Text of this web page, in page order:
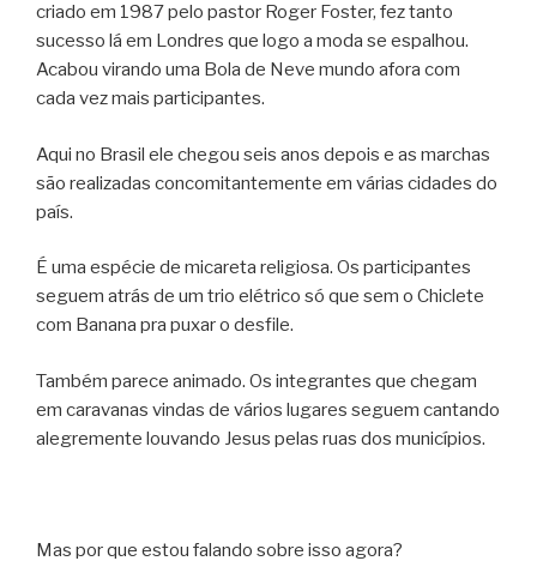
criado em 1987 pelo pastor Roger Foster, fez tanto
sucesso lá em Londres que logo a moda se espalhou.
Acabou virando uma Bola de Neve mundo afora com
cada vez mais participantes.
Aqui no Brasil ele chegou seis anos depois e as marchas
são realizadas concomitantemente em várias cidades do
país.
É uma espécie de micareta religiosa. Os participantes
seguem atrás de um trio elétrico só que sem o Chiclete
com Banana pra puxar o desfile.
Também parece animado. Os integrantes que chegam
em caravanas vindas de vários lugares seguem cantando
alegremente louvando Jesus pelas ruas dos municípios.
Mas por que estou falando sobre isso agora?